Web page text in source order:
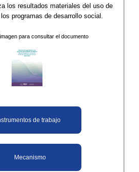
los resultados materiales del uso de
programas de desarrollo social.
para consultar el documento
de trabajo
Mecanismo